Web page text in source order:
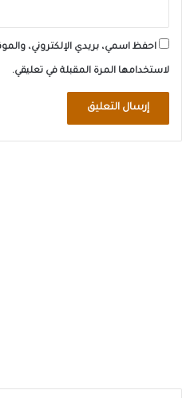
احفظ اسمي، بريدي الإلكتروني،
لاستخدامها المرة المقبلة في تعليقي.